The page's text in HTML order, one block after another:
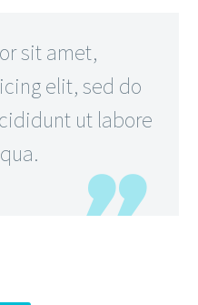
sit amet,
elit, sed do
ut labore